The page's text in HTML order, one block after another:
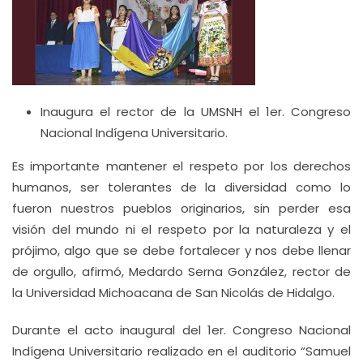
Inaugura el rector de la UMSNH el 1er. Congreso
Nacional Indígena Universitario.
Es importante mantener el respeto por los derechos
humanos, ser tolerantes de la diversidad como lo
fueron nuestros pueblos originarios, sin perder esa
visión del mundo ni el respeto por la naturaleza y el
prójimo, algo que se debe fortalecer y nos debe llenar
de orgullo, afirmó, Medardo Serna González, rector de
la Universidad Michoacana de San Nicolás de Hidalgo.
Durante el acto inaugural del 1er. Congreso Nacional
Indígena Universitario realizado en el auditorio “Samuel